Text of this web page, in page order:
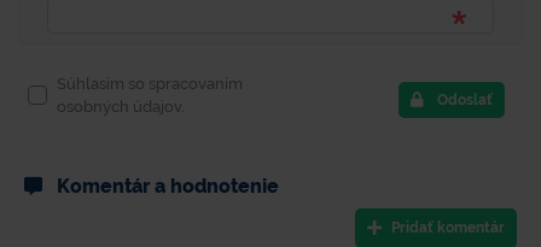
Súhlasím so spracovaním
osobných údajov.
Odoslať
Komentár a hodnotenie
Pridať komentár